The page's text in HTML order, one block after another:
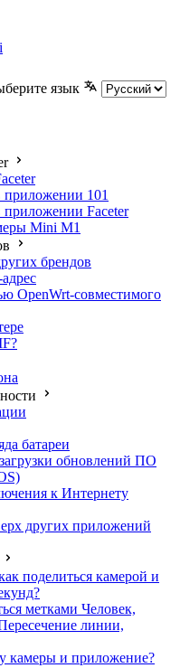
язык
101
Faceter
Mini M1
брендов
OpenWrt-совместимого
батареи
обновлений ПО
к Интернету
других приложений
поделиться камерой и
метками Человек,
линии,
камеры и приложение?